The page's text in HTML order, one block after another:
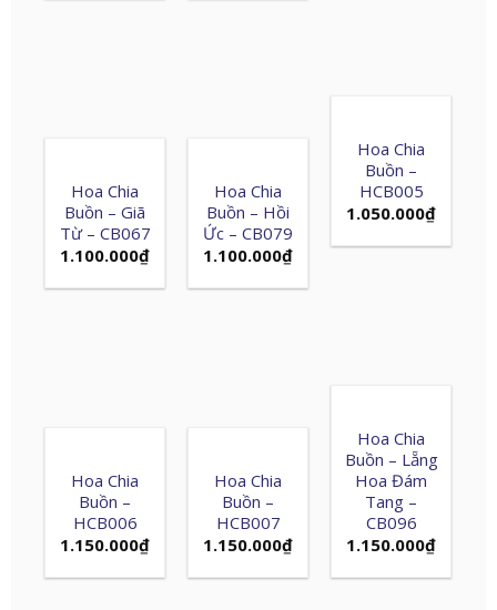
Hoa Chia
Buồn –
HCB005
1.050.000₫
Hoa Chia
Buồn – Giã
Từ – CB067
1.100.000₫
Hoa Chia
Buồn – Hồi
Ức – CB079
1.100.000₫
Hoa Chia
Buồn – Lẵng
Hoa Đám
Tang –
CB096
1.150.000₫
Hoa Chia
Buồn –
HCB006
1.150.000₫
Hoa Chia
Buồn –
HCB007
1.150.000₫